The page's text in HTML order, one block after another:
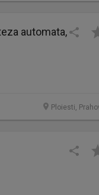
automata,
Ploiesti,